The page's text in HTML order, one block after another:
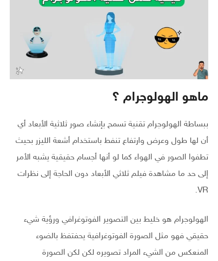
ماهو الهولوجرام ؟
ببساطة الهولوجرام تقنية تسمح بإنشاء صور ثلاثية الأبعاد أي
أن لها طول وعرض وارتفاع تنفط باستخدام أشعة الليزر بحيث
تطفوا الصور في الهواء كما لو أنها أجسام حقيقية يشبه الأمر
إلى حد ما مشاهدة فيلم ثلاثي الأبعاد دون الحاجة إلى نظرات
VR.
الهولوجرام هو خليط بين التصوير الفوتوغرافي ورؤية شيء
حقيقي فهو مثل الصورة الفوتوغرافية يحفتفظ بالضوء
المنعكس من الشيء المراد تصويره لكن لكن الصورة